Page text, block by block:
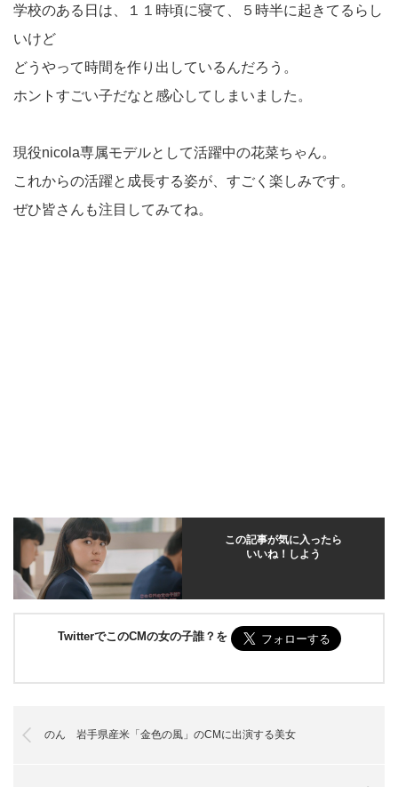
学校のある日は、１１時頃に寝て、５時半に起きてるらし
いけど
どうやって時間を作り出しているんだろう。
ホントすごい子だなと感心してしまいました。
現役nicola専属モデルとして活躍中の花菜ちゃん。
これからの活躍と成長する姿が、すごく楽しみです。
ぜひ皆さんも注目してみてね。
この記事が気に入ったら
いいね！しよう
TwitterでこのCMの女の子誰？を
のん 岩手県産米「金色の風」のCMに出演する美女